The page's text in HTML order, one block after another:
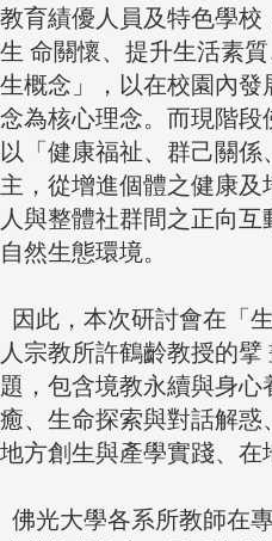
教育績優人員及特色學
生 命關懷、提升生活素
生概念」，以在校園內
念為核心理念。而現階
以「健康福祉、群己關
主，從增進個體之健康
人與整體社群間之正向
自然生態環境。
因此，本次研討會在「
人宗教所許鶴齡教授的
題，包含境教永續與身
癒、生命探索與對話解惑
地方創生與產學實踐、在
佛光大學各系所教師在